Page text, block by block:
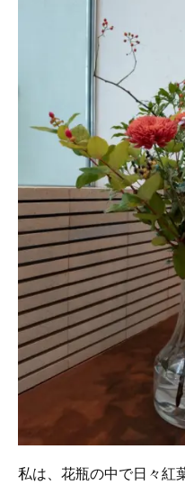
私は、花瓶の中で日々紅